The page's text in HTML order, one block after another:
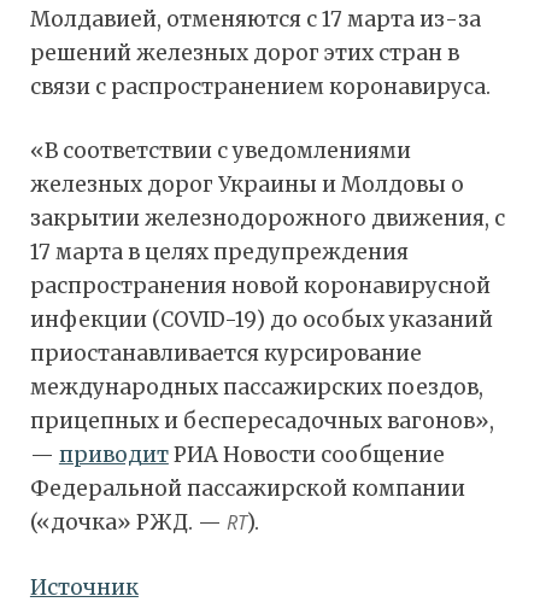
Молдавией, отменяются с 17 марта из-за
решений железных дорог этих стран в
связи с распространением коронавируса.
«В соответствии с уведомлениями
железных дорог Украины и Молдовы о
закрытии железнодорожного движения, с
17 марта в целях предупреждения
распространения новой коронавирусной
инфекции (COVID-19) до особых указаний
приостанавливается курсирование
международных пассажирских поездов,
прицепных и беспересадочных вагонов»,
— приводитРИА Новости сообщение
Федеральной пассажирской компании
(«дочка» РЖД. — RT).
Источник